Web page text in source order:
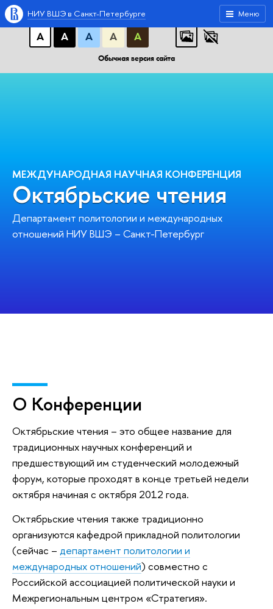
A A A АБB
АБB
А
А А А А
Обычная версия сайта
Меню
НИУ ВШЭ в Санкт-Петербурге
МЕЖДУНАРОДНАЯ НАУЧНАЯ КОНФЕРЕНЦИЯ
Октябрьские чтения
Департамент политологии и международных
отношений НИУ ВШЭ – Санкт-Петербург
О Конференции
Октябрьские чтения – это общее название для
традиционных научных конференций и
предшествующий им студенческий молодежный
форум, которые проходят в конце третьей недели
октября начиная с октября 2012 года.
Октябрьские чтения также традиционно
организуются кафедрой прикладной политологии
(сейчас – департамент политологии и
международных отношений) совместно с
Российской ассоциацией политической науки и
Межрегиональным центром «Стратегия».